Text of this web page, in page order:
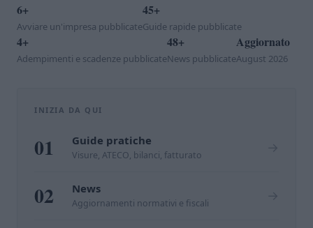
6+
Avviare un'impresa pubblicate
45+
Guide rapide pubblicate
4+
Adempimenti e scadenze pubblicate
48+
News pubblicate
Aggiornato
August 2026
INIZIA DA QUI
01 Guide pratiche
Visure, ATECO, bilanci, fatturato
02 News
Aggiornamenti normativi e fiscali